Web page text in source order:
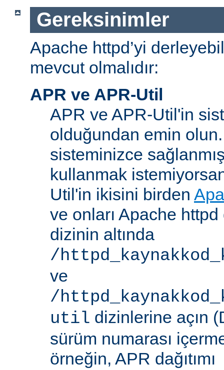
Gereksinimler
Apache httpd’yi
mevcut olmalıdır:
APR ve APR-Util
APR ve APR-Util'in
olduğundan emin
sisteminizce
kullanmak
Util'in ikisini birden
ve onları Apache httpd
dizinin altında
/
ve
/
util dizinlerine açın
sürüm numarası
örneğin, APR dağıtımı